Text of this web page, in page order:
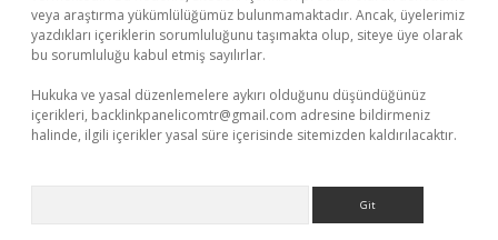
veya araştırma yükümlülüğümüz bulunmamaktadır. Ancak, üyelerimiz
yazdıkları içeriklerin sorumluluğunu taşımakta olup, siteye üye olarak
bu sorumluluğu kabul etmiş sayılırlar.
Hukuka ve yasal düzenlemelere aykırı olduğunu düşündüğünüz
içerikleri, backlinkpanelicomtr@gmail.com adresine bildirmeniz
halinde, ilgili içerikler yasal süre içerisinde sitemizden kaldırılacaktır.